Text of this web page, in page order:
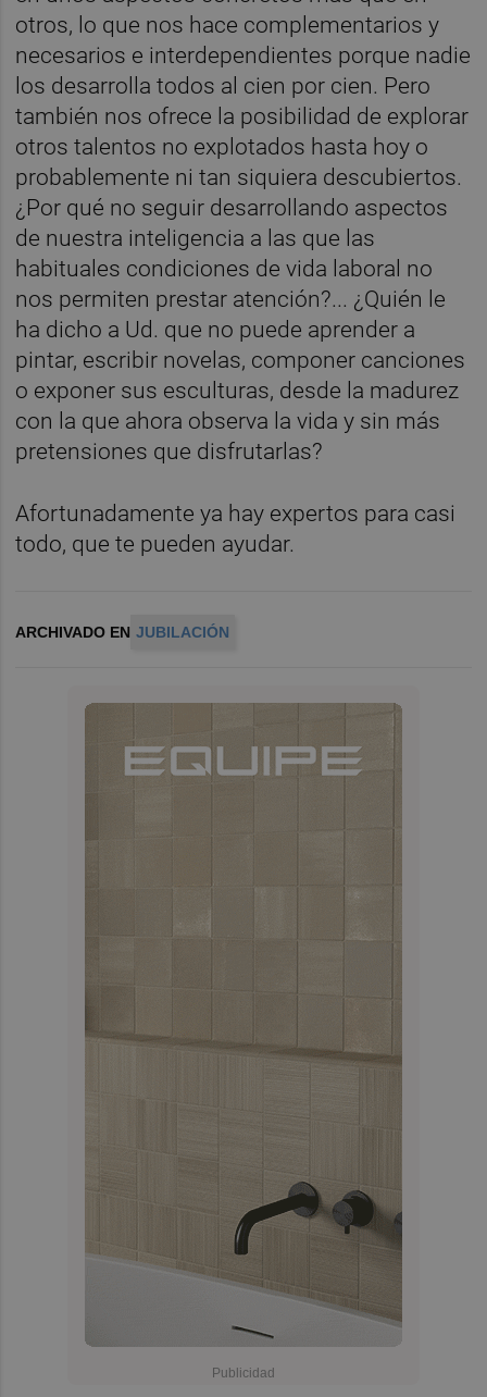
otros, lo que nos hace complementarios y
necesarios e interdependientes porque nadie
los desarrolla todos al cien por cien. Pero
también nos ofrece la posibilidad de explorar
otros talentos no explotados hasta hoy o
probablemente ni tan siquiera descubiertos.
¿Por qué no seguir desarrollando aspectos
de nuestra inteligencia a las que las
habituales condiciones de vida laboral no
nos permiten prestar atención?... ¿Quién le
ha dicho a Ud. que no puede aprender a
pintar, escribir novelas, componer canciones
o exponer sus esculturas, desde la madurez
con la que ahora observa la vida y sin más
pretensiones que disfrutarlas?
Afortunadamente ya hay expertos para casi
todo, que te pueden ayudar.
ARCHIVADO EN JUBILACIÓN